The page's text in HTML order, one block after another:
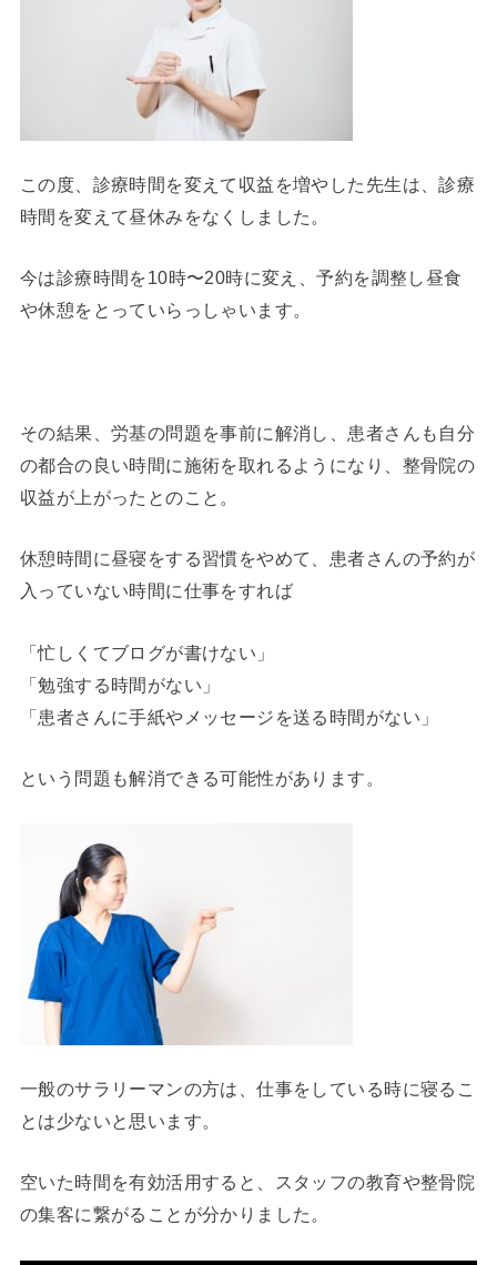
この度、診療時間を変えて収益を増やした先生は、診療
時間を変えて昼休みをなくしました。
今は診療時間を10時〜20時に変え、予約を調整し昼食
や休憩をとっていらっしゃいます。
その結果、労基の問題を事前に解消し、患者さんも自分
の都合の良い時間に施術を取れるようになり、整骨院の
収益が上がったとのこと。
休憩時間に昼寝をする習慣をやめて、患者さんの予約が
入っていない時間に仕事をすれば
「忙しくてブログが書けない」
「勉強する時間がない」
「患者さんに手紙やメッセージを送る時間がない」
という問題も解消できる可能性があります。
一般のサラリーマンの方は、仕事をしている時に寝るこ
とは少ないと思います。
空いた時間を有効活用すると、スタッフの教育や整骨院
の集客に繋がることが分かりました。